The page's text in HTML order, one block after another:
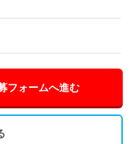
フォームへ進む